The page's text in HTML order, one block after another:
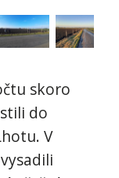
skoro
do
V